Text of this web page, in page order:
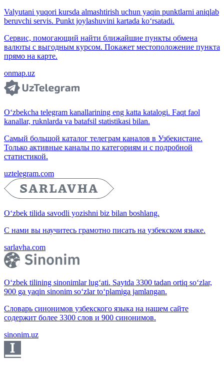
Valyutani yuqori kursda almashtirish uchun yaqin punktlarni aniqlab
beruvchi servis. Punkt joylashuvini kartada ko‘rsatadi.
Сервис, помогающий найти ближайшие пункты обмена
валюты с выгодным курсом. Покажет местоположение пункта
прямо на карте.
onmap.uz
O‘zbekcha telegram kanallarining eng katta katalogi. Faqt faol
kanallar, ruknlarda va batafsil statistikasi bilan.
Самый большой каталог телеграм каналов в Узбекистане.
Только активные каналы по категориям и с подробной
статистикой.
uztelegram.com
O‘zbek tilida savodli yozishni biz bilan boshlang.
С нами вы научитесь грамотно писать на узбекском языке.
sarlavha.com
O‘zbek tilining sinonimlar lug‘ati. Saytda 3300 tadan ortiq so‘zlar,
900 ga yaqin sinonim so‘zlar to‘plamiga jamlangan.
Словарь синонимов узбекского языка на нашем сайте
содержит более 3300 слов и 900 синонимов.
sinonim.uz